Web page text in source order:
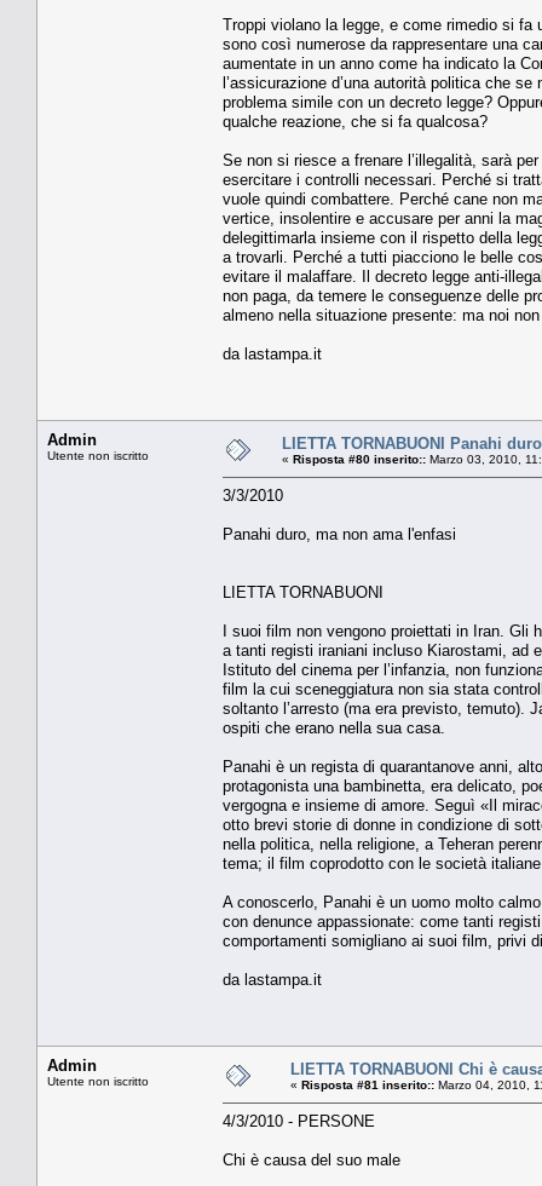
Troppi violano la legge, e come rimedio si fa
sono così numerose da rappresentare una
aumentate in un anno come ha indicato la
l’assicurazione d’una autorità politica che
problema simile con un decreto legge?
qualche reazione, che si fa qualcosa?
Se non si riesce a frenare l’illegalità, sarà
esercitare i controlli necessari. Perché si
vuole quindi combattere. Perché cane non
vertice, insolentire e accusare per anni la
delegittimarla insieme con il rispetto della
a trovarli. Perché a tutti piacciono le belle
evitare il malaffare. Il decreto legge anti-
non paga, da temere le conseguenze delle
almeno nella situazione presente: ma noi
da lastampa.it
Admin
Utente non iscritto
LIETTA TORNABUONI Panahi
« Risposta #80 inserito:: Marzo 03, 2010,
3/3/2010
Panahi duro, ma non ama l'enfasi
LIETTA TORNABUONI
I suoi film non vengono proiettati in Iran. Gli
a tanti registi iraniani incluso Kiarostami, ad
Istituto del cinema per l’infanzia, non
film la cui sceneggiatura non sia stata
soltanto l’arresto (ma era previsto, temuto).
ospiti che erano nella sua casa.
Panahi è un regista di quarantanove anni,
protagonista una bambinetta, era delicato,
vergogna e insieme di amore. Seguì «Il
otto brevi storie di donne in condizione di
nella politica, nella religione, a Teheran
tema; il film coprodotto con le società
A conoscerlo, Panahi è un uomo molto
con denunce appassionate: come tanti
comportamenti somigliano ai suoi film, privi
da lastampa.it
Admin
Utente non iscritto
LIETTA TORNABUONI Chi è
« Risposta #81 inserito:: Marzo 04, 2010,
4/3/2010 - PERSONE
Chi è causa del suo male